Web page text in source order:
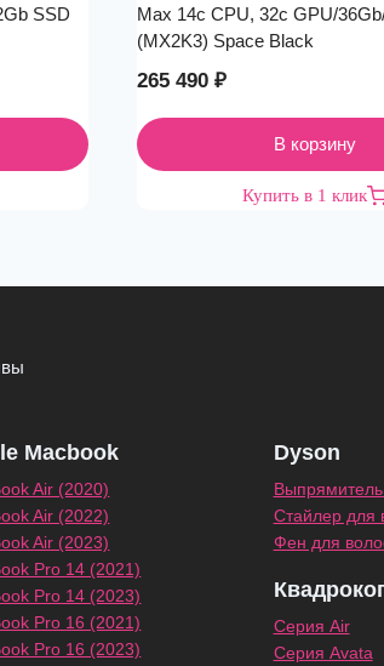
SSD
Max 14c CPU, 32c GPU/
(MX2K3) Space Black
265 490 ₽
В корзину
Купить в 1 клик
Macbook
Air (2020)
Air (2022)
Air (2023)
Pro 14 (2021)
Pro 14 (2023)
Pro 16 (2021)
Pro 16 (2023)
Dyson
Стайлер для
Фен для
Серия Air
Серия Avata